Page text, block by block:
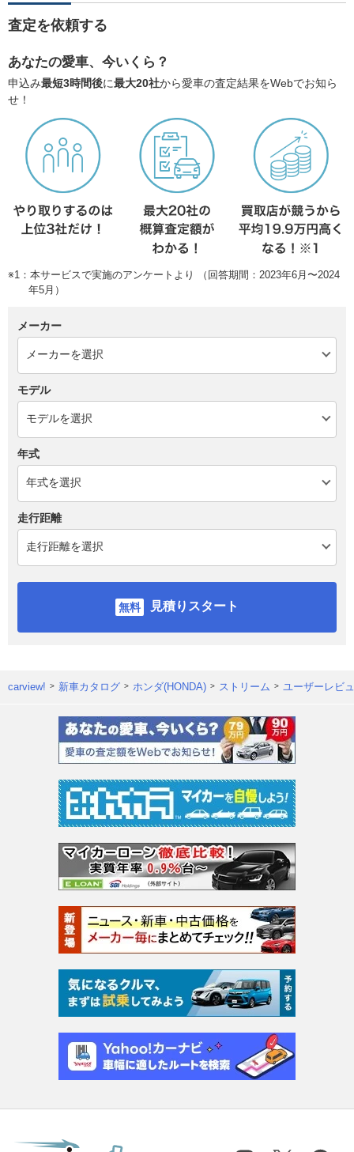
査定を依頼する
あなたの愛車、今いくら？
申込み最短3時間後に最大20社から愛車の査定結果をWebでお知ら
せ！
※1：本サービスで実施のアンケートより （回答期間：2023年6月〜2024
年5月）
メーカー
モデル
年式
走行距離
見積りスタート
carview! 新車カタログ ホンダ(HONDA) ストリーム ユーザーレビ